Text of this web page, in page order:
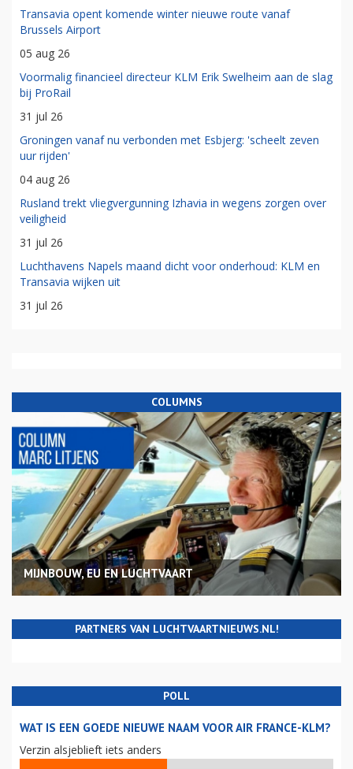
Transavia opent komende winter nieuwe route vanaf
Brussels Airport
05 aug 26
Voormalig financieel directeur KLM Erik Swelheim aan de slag
bij ProRail
31 jul 26
Groningen vanaf nu verbonden met Esbjerg: 'scheelt zeven
uur rijden'
04 aug 26
Rusland trekt vliegvergunning Izhavia in wegens zorgen over
veiligheid
31 jul 26
Luchthavens Napels maand dicht voor onderhoud: KLM en
Transavia wijken uit
31 jul 26
COLUMNS
MIJNBOUW, EU EN LUCHTVAART
PARTNERS VAN LUCHTVAARTNIEUWS.NL!
POLL
WAT IS EEN GOEDE NIEUWE NAAM VOOR AIR FRANCE-KLM?
Verzin alsjeblieft iets anders